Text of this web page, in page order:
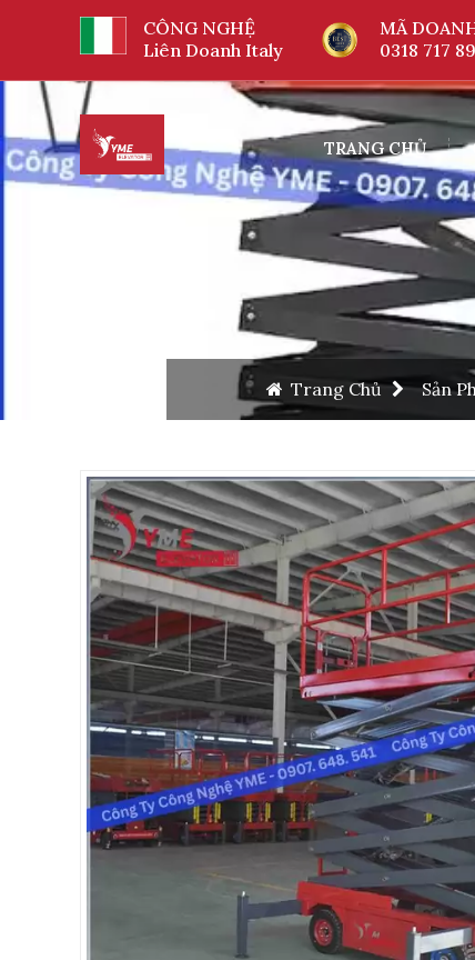
CÔNG NGHỆ
Liên Doanh Italy
MÃ
0318 717
TRANG CHỦ
Trang Chủ Sản